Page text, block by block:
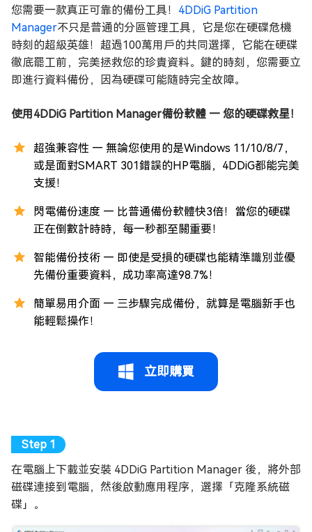
您需要一款真正可靠的備份工具！ 4DDiG Partition
Manager不只是普通的分區管理工具，它是您在硬碟危機
時刻的超級英雄！超過100萬用戶的共同選擇，它能在硬碟
徹底罷工前，完美拯救您的珍貴資料。鍵的時刻，您需要立
即進行資料備份，因為硬碟可能隨時完全故障。
使用4DDiG Partition Manager備份軟體 — 您的硬碟救星！
超強兼容性 — 無論您使用的是Windows 11/10/8/7，
或是面對SMART 301錯誤的HP電腦，4DDiG都能完美
支援！
閃電備份速度 — 比普通備份軟體快3倍！當您的硬碟
正在倒數計時時，每一秒都至關重要！
智能備份技術 — 即使是受損的硬碟也能精準識別並優
先備份重要資料，成功率高達98.7%！
簡單易用介面 — 三步驟完成備份，就算是電腦新手也
能輕鬆操作！
立即購買
在電腦上下載並安裝 4DDiG Partition Manager 後，將外部
磁碟連接到電腦，然後啟動應用程序，選擇「克隆系統磁
碟」。